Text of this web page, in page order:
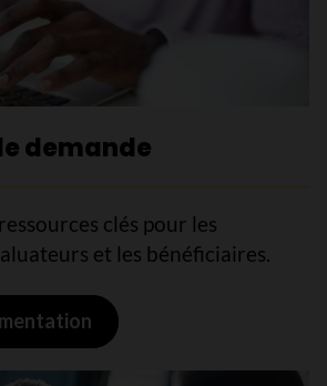
demande
clés pour les
et les bénéficiaires.